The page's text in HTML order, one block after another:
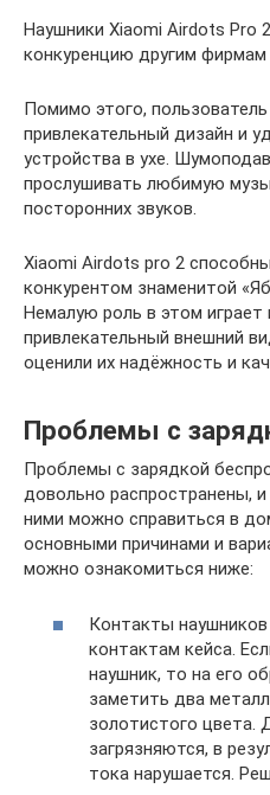
Наушники Xiaomi Airdots Pro
конкуренцию другим
Помимо этого,
привлекательный дизайн и
устройства в ухе.
прослушивать любимую
посторонних звуков.
Xiaomi Airdots pro 2
конкурентом знаменитой
Немалую роль в этом играет
привлекательный внешний
оценили их надёжность и
Проблемы с
Проблемы с зарядкой
довольно распространены,
ними можно справиться в
основными причинами и
можно ознакомиться ниже:
Контакты
контактам кейса.
наушник, то на его
заметить два
золотистого цвета.
загрязняются, в
тока нарушается.